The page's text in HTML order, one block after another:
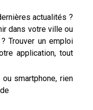
actualités ?
dans votre ville ou
Trouver un emploi
application, tout
smartphone, rien